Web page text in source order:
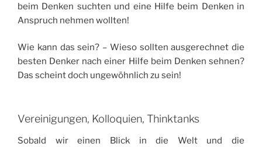
beim Denken suchten und eine Hilfe beim Denken in
Anspruch nehmen wollten!
Wie kann das sein? – Wieso sollten ausgerechnet die
besten Denker nach einer Hilfe beim Denken sehnen?
Das scheint doch ungewöhnlich zu sein!
Vereinigungen, Kolloquien, Thinktanks
Sobald wir einen Blick in die Welt und die